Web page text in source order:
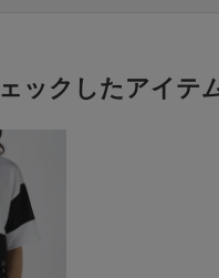
ックしたアイテ